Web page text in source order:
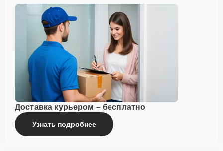
Доставка курьером – бесплатно
Узнать подробнее